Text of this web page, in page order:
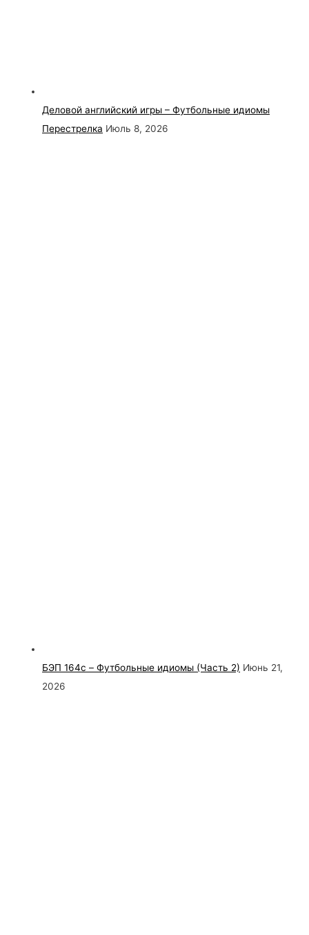
Деловой английский игры – Футбольные идиомы
Перестрелка Июль 8, 2026
БЭП 164c – Футбольные идиомы (Часть 2) Июнь 21,
2026